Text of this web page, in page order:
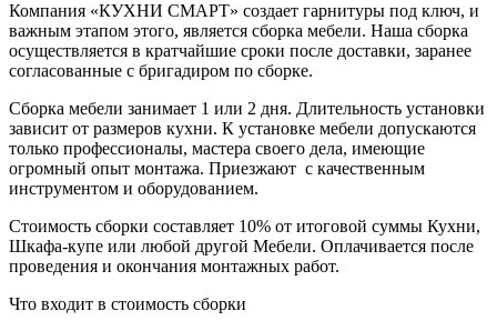
Компания «КУХНИ СМАРТ» создает гарнитуры под ключ, и
важным этапом этого, является сборка мебели. Наша сборка
осуществляется в кратчайшие сроки после доставки, заранее
согласованные с бригадиром по сборке.
Сборка мебели занимает 1 или 2 дня. Длительность установки
зависит от размеров кухни. К установке мебели допускаются
только профессионалы, мастера своего дела, имеющие
огромный опыт монтажа. Приезжают с качественным
инструментом и оборудованием.
Стоимость сборки составляет 10% от итоговой суммы Кухни,
Шкафа-купе или любой другой Мебели. Оплачивается после
проведения и окончания монтажных работ.
Что входит в стоимость сборки